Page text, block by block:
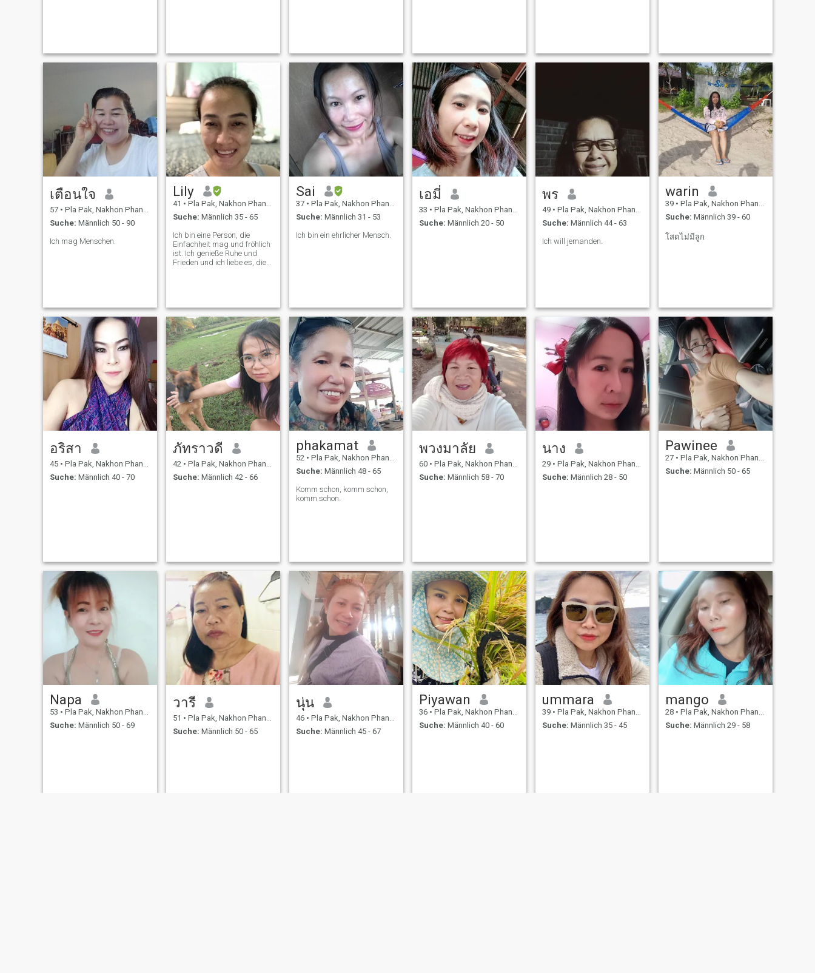
เตือนใจ
57 • Pla Pak, Nakhon Phanom, Thailand
Suche: Männlich 50 - 90
Ich mag Menschen.
Lily
41 • Pla Pak, Nakhon Phanom, Thailand
Suche: Männlich 35 - 65
Ich bin eine Person, die
Einfachheit mag und fröhlich
ist. Ich genieße Ruhe und
Frieden und ich liebe es, die
Sai
37 • Pla Pak, Nakhon Phanom, Thailand
Suche: Männlich 31 - 53
Ich bin ein ehrlicher Mensch.
เอมี่
33 • Pla Pak, Nakhon Phanom, Thailand
Suche: Männlich 20 - 50
พร
49 • Pla Pak, Nakhon Phanom, Thailand
Suche: Männlich 44 - 63
Ich will jemanden.
warin
39 • Pla Pak, Nakhon Phanom, Thailand
Suche: Männlich 39 - 60
โสดไม่มีลูก
อริสา
45 • Pla Pak, Nakhon Phanom, Thailand
Suche: Männlich 40 - 70
ภัทราวดี
42 • Pla Pak, Nakhon Phanom, Thailand
Suche: Männlich 42 - 66
phakamat
52 • Pla Pak, Nakhon Phanom, Thailand
Suche: Männlich 48 - 65
Komm schon, komm schon,
komm schon.
พวงมาลัย
60 • Pla Pak, Nakhon Phanom, Thailand
Suche: Männlich 58 - 70
นาง
29 • Pla Pak, Nakhon Phanom, Thailand
Suche: Männlich 28 - 50
Pawinee
27 • Pla Pak, Nakhon Phanom, Thailand
Suche: Männlich 50 - 65
Napa
53 • Pla Pak, Nakhon Phanom, Thailand
Suche: Männlich 50 - 69
วารี
51 • Pla Pak, Nakhon Phanom, Thailand
Suche: Männlich 50 - 65
นุ่น
46 • Pla Pak, Nakhon Phanom, Thailand
Suche: Männlich 45 - 67
Piyawan
36 • Pla Pak, Nakhon Phanom, Thailand
Suche: Männlich 40 - 60
ummara
39 • Pla Pak, Nakhon Phanom, Thailand
Suche: Männlich 35 - 45
mango
28 • Pla Pak, Nakhon Phanom, Thailand
Suche: Männlich 29 - 58